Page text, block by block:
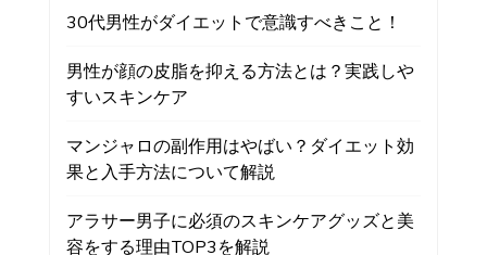
30代男性がダイエットで意識すべきこと！
男性が顔の皮脂を抑える方法とは？実践しや
すいスキンケア
マンジャロの副作用はやばい？ダイエット効
果と入手方法について解説
アラサー男子に必須のスキンケアグッズと美
容をする理由TOP3を解説